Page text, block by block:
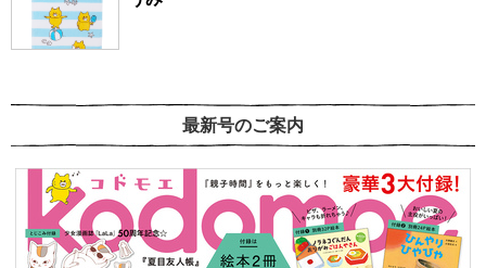
最新号のご案内